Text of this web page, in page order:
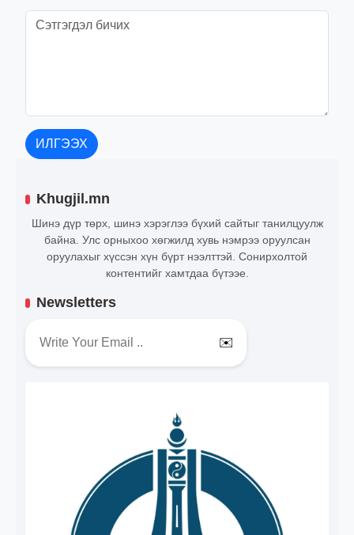
ИЛГЭЭХ
Khugjil.mn
Шинэ дүр төрх, шинэ хэрэглээ бүхий сайтыг танилцуулж
байна. Улс орныхоо хөгжилд хувь нэмрээ оруулсан
оруулахыг хүссэн хүн бүрт нээлттэй. Сонирхолтой
контентийг хамтдаа бүтээе.
Newsletters
✉️